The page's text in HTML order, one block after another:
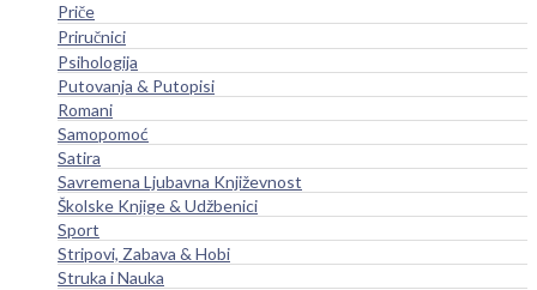
Priče
Priručnici
Psihologija
Putovanja & Putopisi
Romani
Samopomoć
Satira
Savremena Ljubavna Književnost
Školske Knjige & Udžbenici
Sport
Stripovi, Zabava & Hobi
Struka i Nauka